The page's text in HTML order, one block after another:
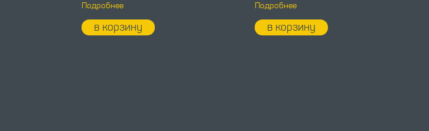
Подробнее
в корзину
Подробнее
в корзину